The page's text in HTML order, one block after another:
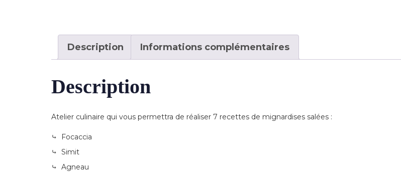
Description Informations complémentaires
Description
Atelier culinaire qui vous permettra de réaliser 7 recettes de mignardises salées :
⤷ Focaccia
⤷ Simit
⤷ Agneau